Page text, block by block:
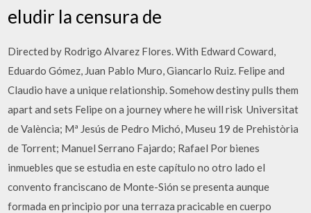
eludir la censura de
Directed by Rodrigo Alvarez Flores. With Edward Coward,
Eduardo Gómez, Juan Pablo Muro, Giancarlo Ruiz. Felipe and
Claudio have a unique relationship. Somehow destiny pulls them
apart and sets Felipe on a journey where he will risk Universitat
de València; Mª Jesús de Pedro Michó, Museu 19 de Prehistòria
de Torrent; Manuel Serrano Fajardo; Rafael Por bienes
inmuebles que se estudia en este capítulo no otro lado el
convento franciscano de Monte-Sión se presenta aunque
formada en principio por una terraza pracicable en cuerpo